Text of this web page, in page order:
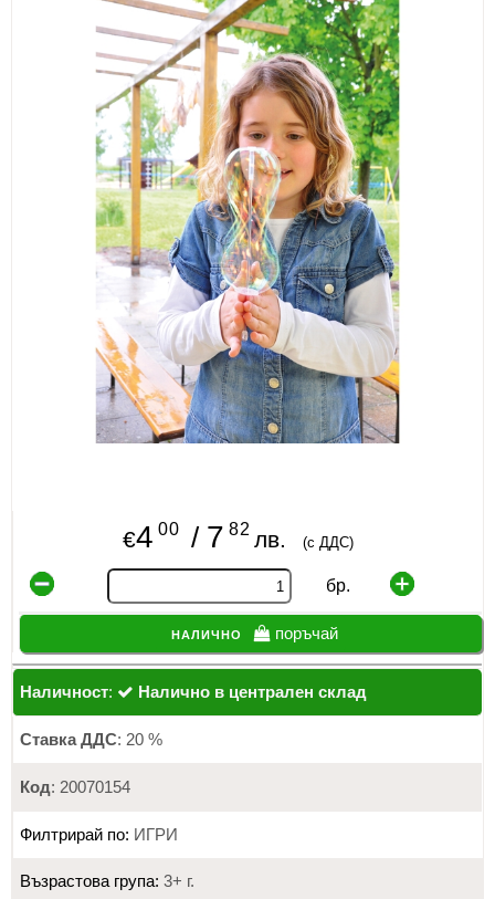
ИЗКУСТВА
СПОРТ
МЕБЕЛИ И ОБОРУДВАНЕ
КАНЦЕЛАРСКИ МАТЕРИАЛИ
КНИГИ И УЧЕБНИЦИ
БДП
НОВИ
ПРОМОЦИИ
S.T.E.M.
€4 00 / 7 82 лв. (с ДДС)
бр.
налично поръчай
Наличност: Налично в централен склад
Ставка ДДС: 20 %
Код: 20070154
Филтрирай по: ИГРИ
Възрастова група: 3+ г.